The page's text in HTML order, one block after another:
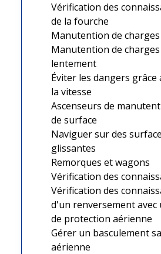
Vérification des
de la fourche
Manutention de charges
Manutention de charges
lentement
Éviter les dangers grâce
la vitesse
Ascenseurs de
de surface
Naviguer sur des
glissantes
Remorques et wagons
Vérification des
Vérification des
d'un renversement
de protection aérienne
Gérer un basculement
aérienne